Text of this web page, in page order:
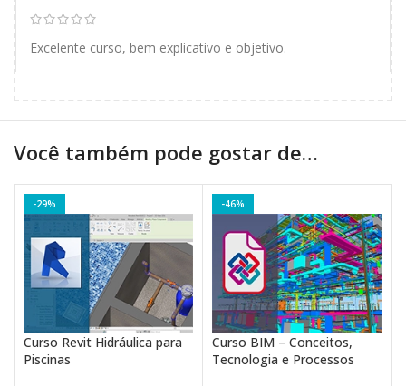
Excelente curso, bem explicativo e objetivo.
Você também pode gostar de…
-29%
Curso Revit Hidráulica para
Piscinas
-46%
Curso BIM – Conceitos,
Tecnologia e Processos